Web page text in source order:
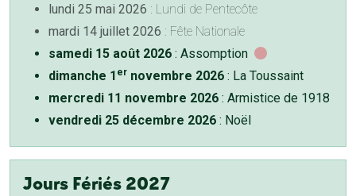
lundi 25 mai 2026 : Lundi de Pentecôte
mardi 14 juillet 2026 : Fête Nationale
samedi 15 août 2026 : Assomption
dimanche 1 er novembre 2026 : La Toussaint
mercredi 11 novembre 2026 : Armistice de 1918
vendredi 25 décembre 2026 : Noël
Jours Fériés 2027